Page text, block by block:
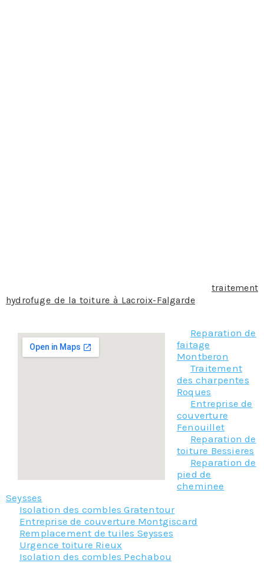
traitement
hydrofuge de la toiture à Lacroix-Falgarde
Reparation de
faitage
Montberon
Traitement
des charpentes
Roques
Entreprise de
couverture
Fenouillet
Reparation de
toiture Bessieres
Reparation de
pied de
cheminee
Seysses
Isolation des combles Gratentour
Entreprise de couverture Montgiscard
Remplacement de tuiles Seysses
Urgence toiture Rieux
Isolation des combles Pechabou